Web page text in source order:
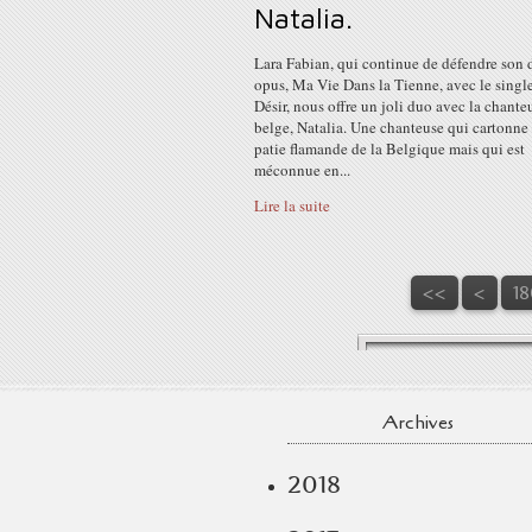
Natalia.
Lara Fabian, qui continue de défendre son
opus, Ma Vie Dans la Tienne, avec le
Désir, nous offre un joli duo avec la
belge, Natalia. Une chanteuse qui cartonne
patie flamande de la Belgique mais qui est
méconnue en...
Lire la suite
<< <
Archives
2018